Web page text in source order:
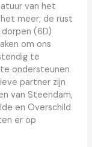
van het
meer; de rust
(6D)
om ons
te
ondersteunen
partner zijn
van Steendam,
en Overschild
er op